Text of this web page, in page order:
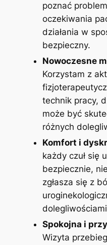
poznać
oczekiwania
działania w
bezpieczny.
Nowoczesne
Korzystam z
technik pracy,
może być
różnych
Komfort i
każdy czuł się
bezpiecznie,
zgłasza się z
Spokojna i
Wizyta